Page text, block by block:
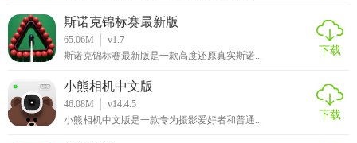
游戏下载和试玩体验，还为玩家带来了丰富的游戏资讯和攻
略资源。同时，社交互动平台也为玩家提供了一个与其他游
戏同好交流互动的空间。总的来说，飞扬时光宝盒2026是一
斯诺克锦标赛最新版
65.06M
v1.7
斯诺克锦标赛最新版是一款高度还原真实斯诺...
下载
小熊相机中文版
46.08M
v14.4.5
小熊相机中文版是一款专为摄影爱好者和普通...
下载